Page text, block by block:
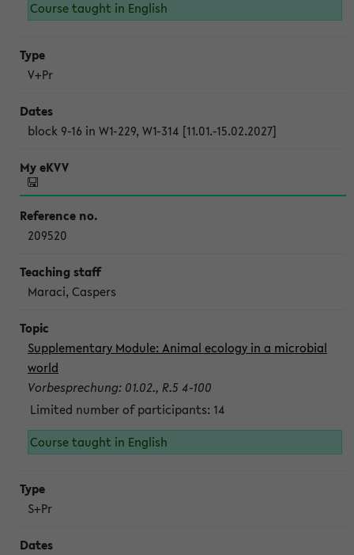
Course taught in English
V+Pr
block 9-16 in W1-229, W1-314 [11.01.-15.02.2027]
209520
Maraci, Caspers
Supplementary Module: Animal ecology in a microbial
world
Vorbesprechung: 01.02., R.5 4-100
Limited number of participants: 14
Course taught in English
S+Pr